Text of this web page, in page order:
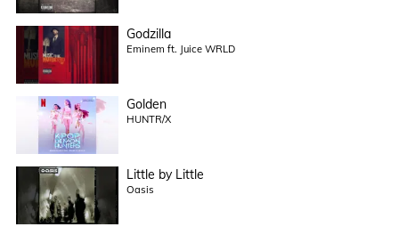
Godzilla
Eminem ft. Juice WRLD
Golden
HUNTR/X
Little by Little
Oasis